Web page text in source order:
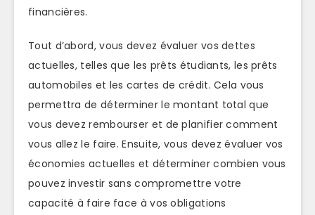
financières.
Tout d’abord, vous devez évaluer vos dettes
actuelles, telles que les prêts étudiants, les prêts
automobiles et les cartes de crédit. Cela vous
permettra de déterminer le montant total que
vous devez rembourser et de planifier comment
vous allez le faire. Ensuite, vous devez évaluer vos
économies actuelles et déterminer combien vous
pouvez investir sans compromettre votre
capacité à faire face à vos obligations